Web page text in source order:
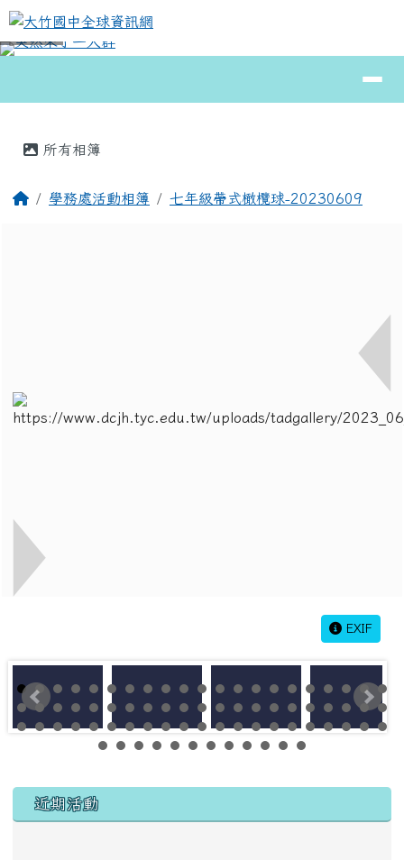
跳至主內容區
大竹國中全球資訊網
⏸
所有相簿
回首頁學務處活動相簿 七年級帶式橄欖球-20230609
EXIF
左邊區域內容
近期活動